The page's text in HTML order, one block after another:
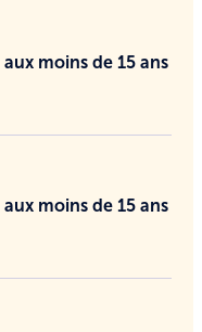
moins de 15 ans
moins de 15 ans